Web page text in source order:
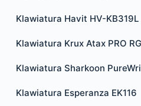
Klawiatura Havit HV-KB319L
Klawiatura Krux Atax PRO
Klawiatura Sharkoon
Klawiatura Esperanza EK116